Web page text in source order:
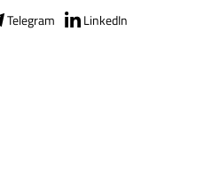
Telegram LinkedIn